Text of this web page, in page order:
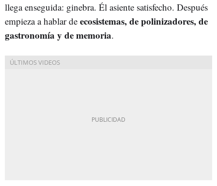
llega enseguida: ginebra. Él asiente satisfecho. Después
empieza a hablar de ecosistemas, de polinizadores, de
gastronomía y de memoria.